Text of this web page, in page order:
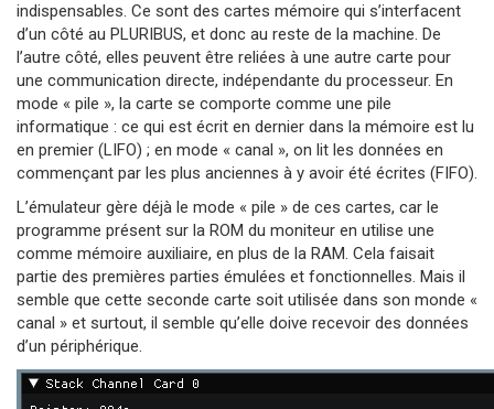
indispensables. Ce sont des cartes mémoire qui s’interfacent
d’un côté au PLURIBUS, et donc au reste de la machine. De
l’autre côté, elles peuvent être reliées à une autre carte pour
une communication directe, indépendante du processeur. En
mode « pile », la carte se comporte comme une pile
informatique : ce qui est écrit en dernier dans la mémoire est lu
en premier (LIFO) ; en mode « canal », on lit les données en
commençant par les plus anciennes à y avoir été écrites (FIFO).
L’émulateur gère déjà le mode « pile » de ces cartes, car le
programme présent sur la ROM du moniteur en utilise une
comme mémoire auxiliaire, en plus de la RAM. Cela faisait
partie des premières parties émulées et fonctionnelles. Mais il
semble que cette seconde carte soit utilisée dans son monde «
canal » et surtout, il semble qu’elle doive recevoir des données
d’un périphérique.